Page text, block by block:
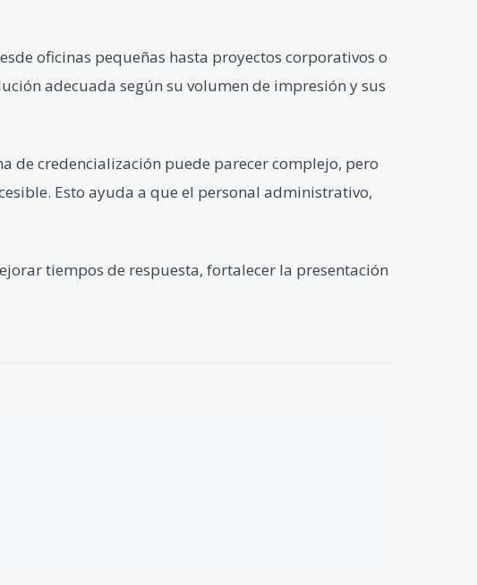
oficinas pequeñas hasta proyectos corporativos o
adecuada según su volumen de impresión y sus
de credencialización puede parecer complejo, pero
Esto ayuda a que el personal administrativo,
tiempos de respuesta, fortalecer la presentación